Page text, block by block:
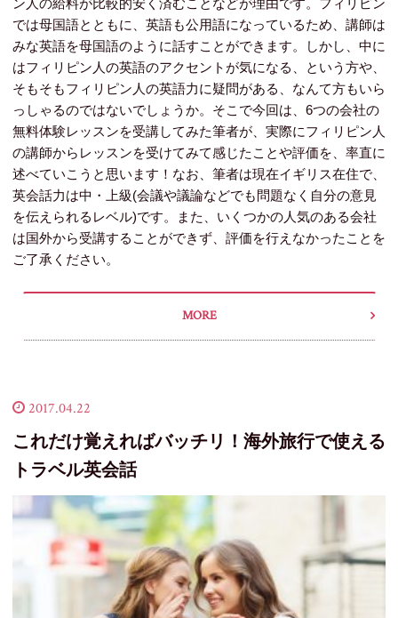
では母国語とともに、英語も公用語になっているため、講師は
みな英語を母国語のように話すことができます。しかし、中に
はフィリピン人の英語のアクセントが気になる、という方や、
そもそもフィリピン人の英語力に疑問がある、なんて方もいら
っしゃるのではないでしょうか。そこで今回は、6つの会社の
無料体験レッスンを受講してみた筆者が、実際にフィリピン人
の講師からレッスンを受けてみて感じたことや評価を、率直に
述べていこうと思います！なお、筆者は現在イギリス在住で、
英会話力は中・上級(会議や議論などでも問題なく自分の意見
を伝えられるレベル)です。また、いくつかの人気のある会社
は国外から受講することができず、評価を行えなかったことを
ご了承ください。
MORE
2017.04.22
これだけ覚えればバッチリ！海外旅行で使える
トラベル英会話